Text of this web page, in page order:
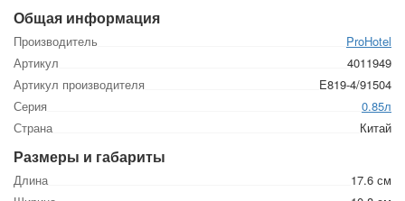
Общая информация
Производитель
ProHotel
Артикул
4011949
Артикул производителя
E819-4/91504
Серия
0.85л
Страна
Китай
Размеры и габариты
Длина
17.6 см